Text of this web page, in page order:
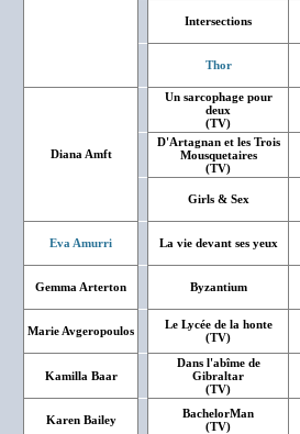
Intersections
Thor
Diana Amft
Un sarcophage pour
deux
(TV)
D'Artagnan et les Trois
Mousquetaires
(TV)
Girls & Sex
Eva Amurri La vie devant ses yeux
Gemma Arterton Byzantium
Marie Avgeropoulos
Le Lycée de la honte
(TV)
Kamilla Baar
Dans l'abîme de
Gibraltar
(TV)
Karen Bailey
BachelorMan
(TV)